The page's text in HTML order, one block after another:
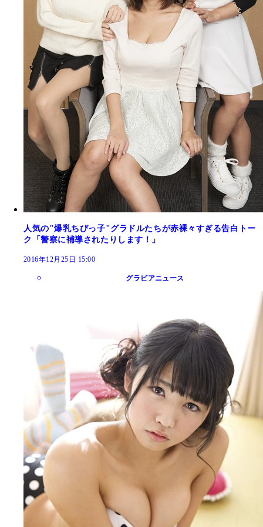
人気の"爆乳ちびっ子"グラドルたちが赤裸々すぎる告白トー
ク「警察に補導されたりします！」
2016年12月25日 15:00
グラビアニュース